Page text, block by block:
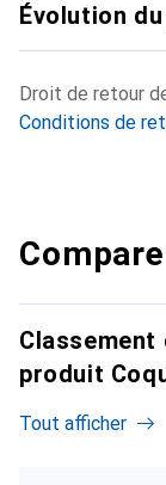
Évolution
Droit de retour
Conditions de
Classement
produit
Tout afficher